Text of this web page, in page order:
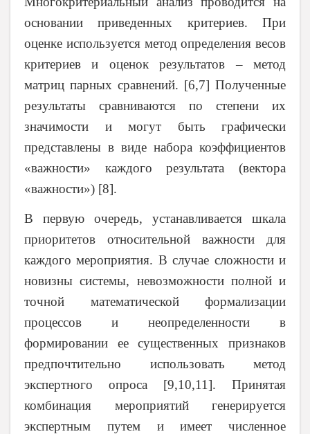
основании приведенных критериев. При
оценке используется метод определения весов
критериев и оценок результатов – метод
матриц парных сравнений. [6,7] Полученные
результаты сравниваются по степени их
значимости и могут быть графически
представлены в виде набора коэффициентов
«важности» каждого результата (вектора
«важности») [8].
В первую очередь, устанавливается шкала
приоритетов относительной важности для
каждого мероприятия. В случае сложности и
новизны системы, невозможности полной и
точной математической формализации
процессов и неопределенности в
формировании ее существенных признаков
предпочтительно использовать метод
экспертного опроса [9,10,11]. Принятая
комбинация мероприятий генерируется
экспертным путем и имеет численное